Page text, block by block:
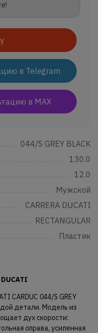
в Telegram
в MAX
044/S GREY BLACK
130.0
12.0
Мужской
CARRERA DUCATI
RECTANGULAR
Пластик
DUCATI
CARDUC 044/S GREY
детали. Модель из
дух скорости:
оправа, усиленная